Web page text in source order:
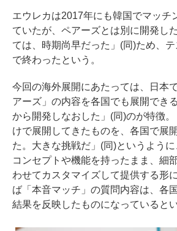
エウレカは2017年にも韓国でマッチ
ていたが、ペアーズとは別に開発し
ては、時期尚早だった」(同)ため、
で終わったという。
今回の海外展開にあたっては、日本
アーズ」の内容を各国でも展開でき
から開発しなおした」(同)のが特徴
けで展開してきたものを、各国で展
た。大きな挑戦だ」(同)というよう
コンセプトや機能を持ったまま、細
わせてカスタマイズして提供する形
ば「本音マッチ」の質問内容は、各
結果を反映したものになっているとい